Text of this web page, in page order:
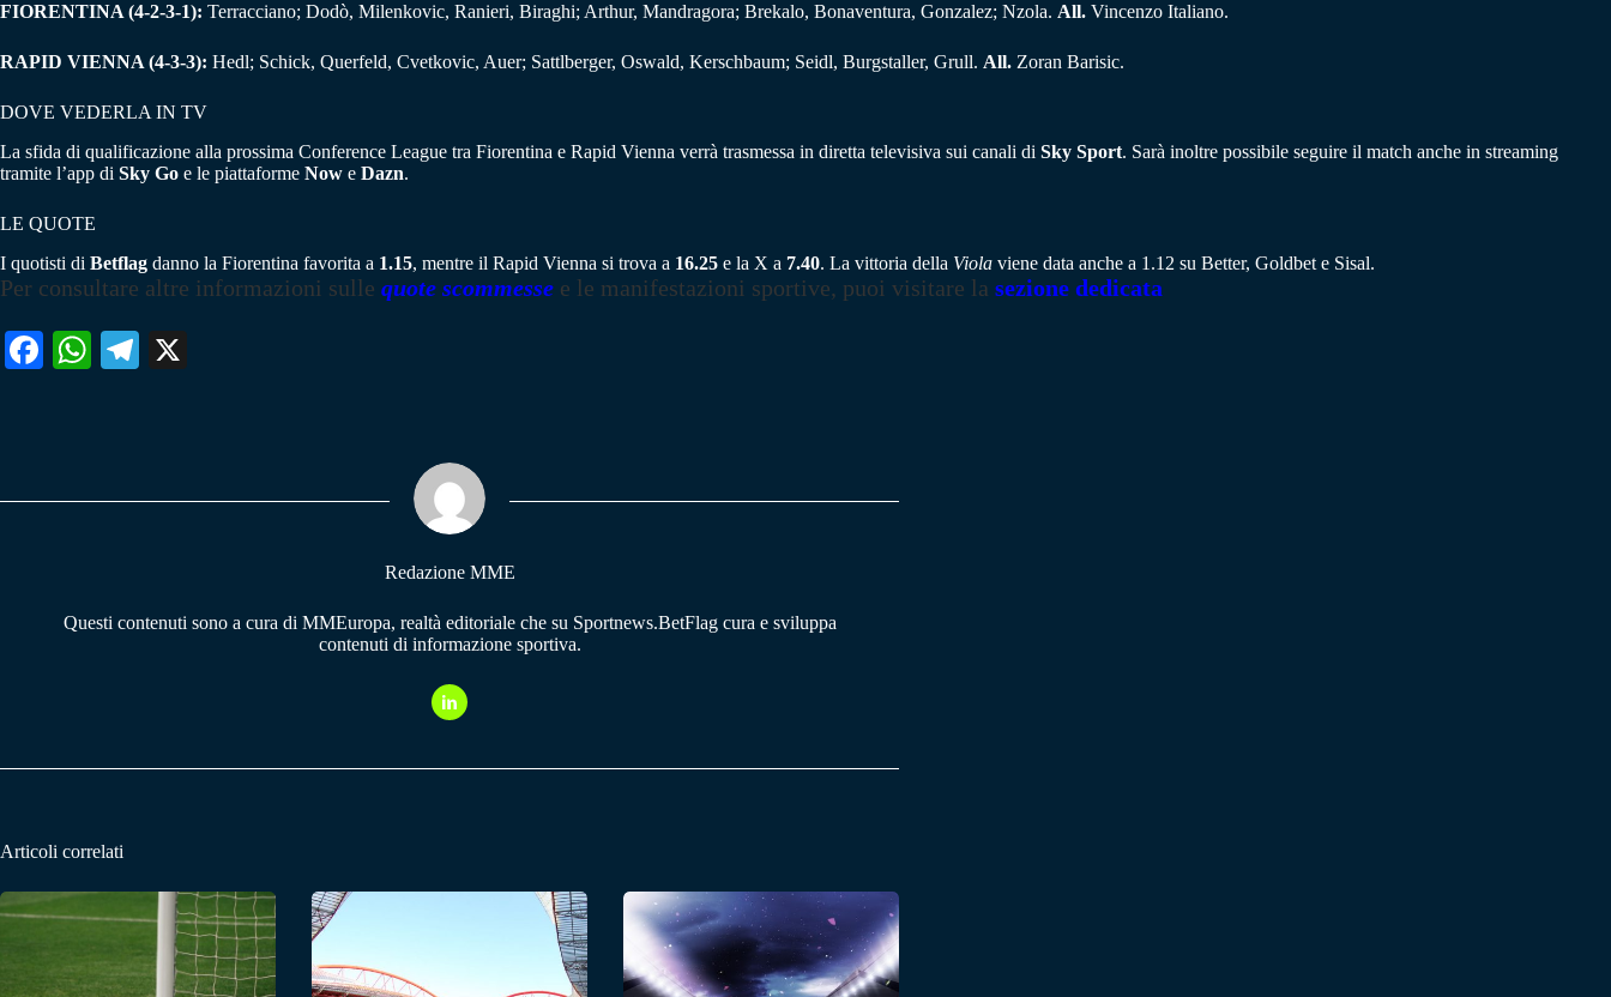
FIORENTINA (4-2-3-1): Terracciano; Dodò, Milenkovic, Ranieri, Biraghi; Arthur, Mandragora; Brekalo, Bonaventura, Gonzalez; Nzola. All. Vincenzo Italiano.
RAPID VIENNA (4-3-3): Hedl; Schick, Querfeld, Cvetkovic, Auer; Sattlberger, Oswald, Kerschbaum; Seidl, Burgstaller, Grull. All. Zoran Barisic.
DOVE VEDERLA IN TV
La sfida di qualificazione alla prossima Conference League tra Fiorentina e Rapid Vienna verrà trasmessa in diretta televisiva sui canali di Sky Sport. Sarà inoltre possibile seguire il match anche in streaming
tramite l’app di Sky Go e le piattaforme Now e Dazn.
LE QUOTE
I quotisti di Betflag danno la Fiorentina favorita a 1.15, mentre il Rapid Vienna si trova a 16.25 e la X a 7.40. La vittoria della Viola viene data anche a 1.12 su Better, Goldbet e Sisal.
Per consultare altre informazioni sulle quote scommesse e le manifestazioni sportive, puoi visitare la sezione dedicata
Fa W
pp
Te
m
Redazione MME
Questi contenuti sono a cura di MMEuropa, realtà editoriale che su Sportnews.BetFlag cura e sviluppa
contenuti di informazione sportiva.
Articoli correlati